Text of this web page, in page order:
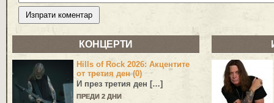
КОНЦЕРТИ
Hills of Rock 2026: Акцентите
от третия ден (0)
И през третия ден […]
ПРЕДИ 2 ДНИ